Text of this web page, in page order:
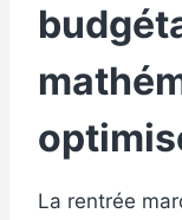
La rentrée